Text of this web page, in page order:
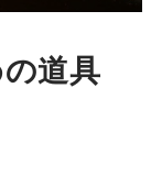
道具